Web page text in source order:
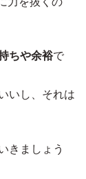
ちや余裕で
いし、それは
きましょう